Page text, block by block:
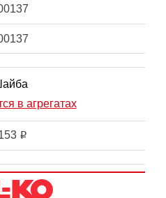
в агрегатах
i